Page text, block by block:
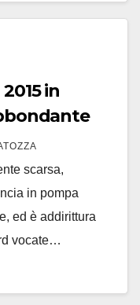
in
scarsa,
in pompa
ed è addirittura
vocate…